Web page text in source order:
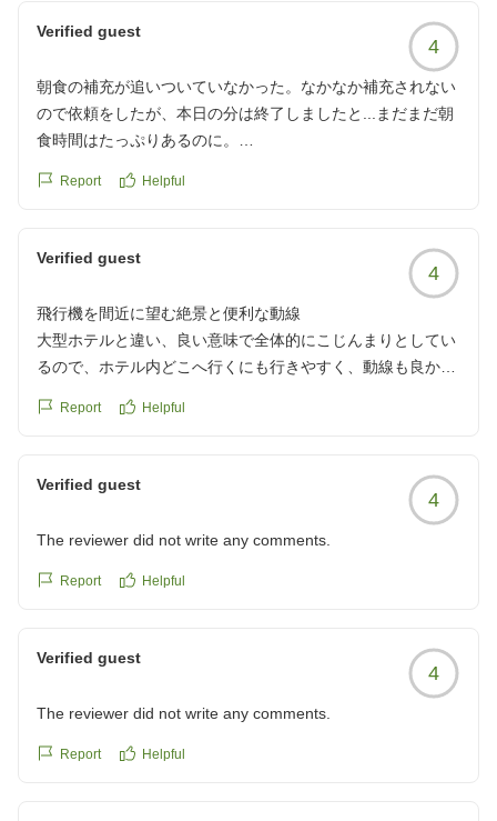
reviewId=33123478227769
Verified guest
4
朝食の補充が追いついていなかった。なかなか補充されない
ので依頼をしたが、本日の分は終了しましたと...まだまだ朝
食時間はたっぷりあるのに。
https://review.travel.rakuten.co.jp/hotel/voice/139989?
Report Helpful
Verified guest
4
飛行機を間近に望む絶景と便利な動線
大型ホテルと違い、良い意味で全体的にこじんまりとしてい
るので、ホテル内どこへ行くにも行きやすく、動線も良かっ
エアポートビューの部屋を取りましたが、部屋のすぐ真横を
日中外へ遊びに行き、部屋へ戻った際にまだ部屋の清掃がま
だ終わっていないことがあったので、出掛けに「〇〇時迄に
清掃を終わらせておいてください」と一言受付スタッフの方
にお願いしておくことをオススメします。
今回は慶良間諸島へシュノーケル体験をすることを目的にこ
して頂き、またホテルから港へも短時間で移動出来たので、
スタッフの方も皆さん感じが良く、気持ちよく過ごすことが
Report Helpful
Verified guest
4
The reviewer did not write any comments.
Report Helpful
Verified guest
4
The reviewer did not write any comments.
Report Helpful